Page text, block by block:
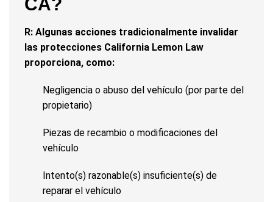
R: Algunas acciones tradicionalmente invalidar
las protecciones California Lemon Law
proporciona, como:
Negligencia o abuso del vehículo (por parte del
propietario)
Piezas de recambio o modificaciones del
vehículo
Intento(s) razonable(s) insuficiente(s) de
reparar el vehículo